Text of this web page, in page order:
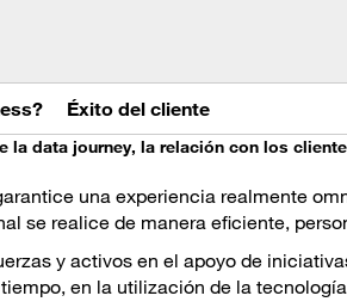
Éxito del cliente
la data journey, la relación con los
una experiencia realmente
se realice de manera eficiente,
y activos en el apoyo de
en la utilización de la